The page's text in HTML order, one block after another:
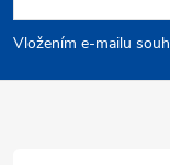
p
a
Vložením e-mailu